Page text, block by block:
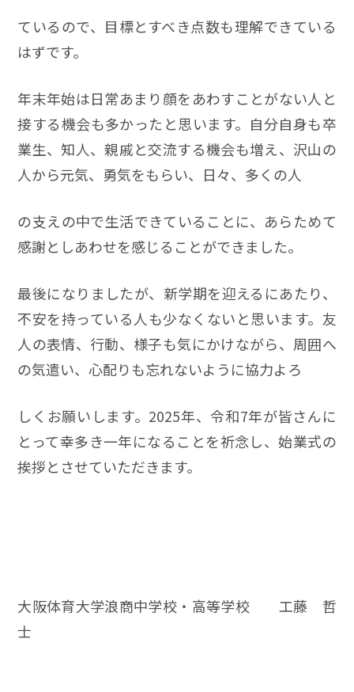
ているので、目標とすべき点数も理解できている
はずです。
年末年始は日常あまり顔をあわすことがない人と
接する機会も多かったと思います。自分自身も卒
業生、知人、親戚と交流する機会も増え、沢山の
人から元気、勇気をもらい、日々、多くの人
の支えの中で生活できていることに、あらためて
感謝としあわせを感じることができました。
最後になりましたが、新学期を迎えるにあたり、
不安を持っている人も少なくないと思います。友
人の表情、行動、様子も気にかけながら、周囲へ
の気遣い、心配りも忘れないように協力よろ
しくお願いします。2025年、令和7年が皆さんに
とって幸多き一年になることを祈念し、始業式の
挨拶とさせていただきます。
大阪体育大学浪商中学校・高等学校 工藤 哲
士